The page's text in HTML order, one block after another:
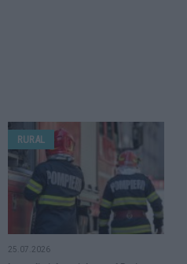
RURAL
25.07.2026